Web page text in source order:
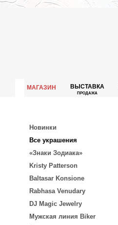
МАГАЗИН ВЫСТАВКА
ПРОДАЖА
Новинки
Все украшения
«Знаки Зодиака»
Kristy Patterson
Baltasar Konsione
Rabhasa Venudary
DJ Magic Jewelry
Мужская линия Biker